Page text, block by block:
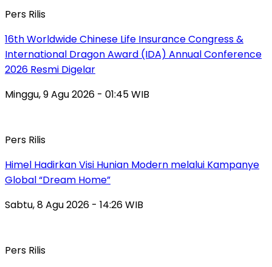
Pers Rilis
16th Worldwide Chinese Life Insurance Congress &
International Dragon Award (IDA) Annual Conference
2026 Resmi Digelar
Minggu, 9 Agu 2026 - 01:45 WIB
Pers Rilis
Himel Hadirkan Visi Hunian Modern melalui Kampanye
Global “Dream Home”
Sabtu, 8 Agu 2026 - 14:26 WIB
Pers Rilis